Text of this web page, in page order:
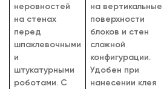
неровностей
на стенах
перед
шпаклевочными
и
штукатурными
роботами. С
на вертикальные
поверхности
блоков и стен
сложной
конфигурации.
Удобен при
нанесении клея